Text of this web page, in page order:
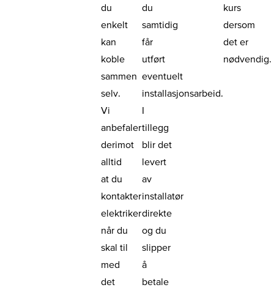
du
enkelt
kan
koble
sammen
selv.
Vi
anbefaler
derimot
alltid
at du
kontakter
elektriker
når du
skal til
med
det
du
samtidig
får
utført
eventuelt
installasjonsarbeid.
I
tillegg
blir det
levert
av
installatør
direkte
og du
slipper
å
betale
kurs
dersom
det er
nødvendig.